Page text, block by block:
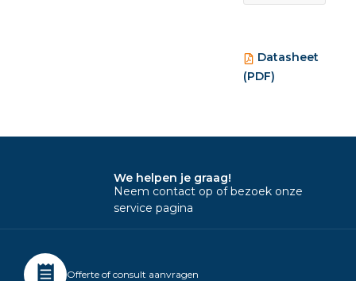
Datasheet
(PDF)
We helpen je graag!
Neem contact op of bezoek onze
service pagina
Offerte of consult aanvragen